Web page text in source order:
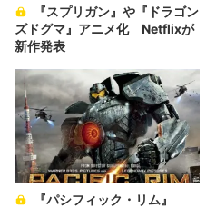
ズドグマ』アニメ化 Netflixが
新作発表